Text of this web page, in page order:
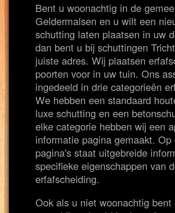
Bent u woonachtig in de
Geldermalsen en u wilt een
schutting laten plaatsen in uw
dan bent u bij schuttingen
juiste adres. Wij plaatsen
poorten voor in uw tuin. Ons
ingedeeld in drie categorieën
We hebben een standaard
luxe schutting en een
elke categorie hebben wij een
informatie pagina gemaakt. Op
pagina's staat uitgebreide
specifieke eigenschappen van
erfafscheiding.
Ook als u niet woonachtig bent